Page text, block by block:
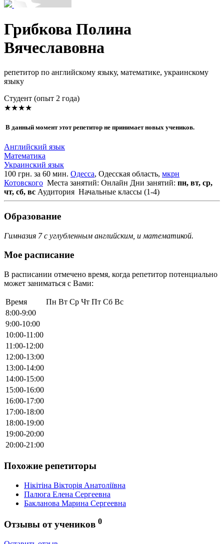
Грибкова Полина
Вячеславовна
репетитор по английскому языку, математике, украинскому
языку
Cтудент (опыт 2 года)
★★★★
В данный момент этот репетитор не принимает новых учеников.
Английский язык
Математика
Украинский язык
100 грн. за 60 мин. Одесса, Одесская область, мкрн
Котовского Места занятий: Онлайн Дни занятий: пн, вт, ср,
чт, сб, вс Аудитория Начальные классы (1-4)
Образование
Гимназия 7 с углубленным английским, и математикой.
Мое расписание
В расписании отмечено время, когда репетитор потенциально
может заниматься с Вами:
Время Пн Вт Ср Чт Пт Сб Вс
8:00-9:00
9:00-10:00
10:00-11:00
11:00-12:00
12:00-13:00
13:00-14:00
14:00-15:00
15:00-16:00
16:00-17:00
17:00-18:00
18:00-19:00
19:00-20:00
20:00-21:00
Похожие репетиторы
Нікітіна Вікторія Анатоліївна
Палюга Елена Сергеевна
Бакланова Марина Сергеевна
Отзывы от учеников 0